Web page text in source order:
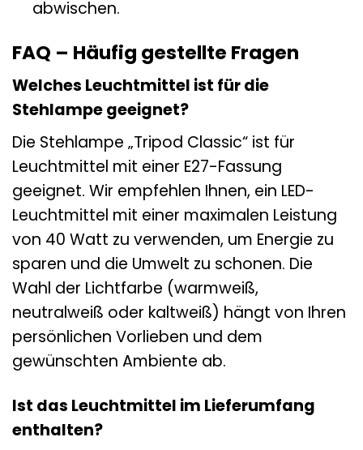
abwischen.
FAQ – Häufig gestellte Fragen
Welches Leuchtmittel ist für die
Stehlampe geeignet?
Die Stehlampe „Tripod Classic“ ist für
Leuchtmittel mit einer E27-Fassung
geeignet. Wir empfehlen Ihnen, ein LED-
Leuchtmittel mit einer maximalen Leistung
von 40 Watt zu verwenden, um Energie zu
sparen und die Umwelt zu schonen. Die
Wahl der Lichtfarbe (warmweiß,
neutralweiß oder kaltweiß) hängt von Ihren
persönlichen Vorlieben und dem
gewünschten Ambiente ab.
Ist das Leuchtmittel im Lieferumfang
enthalten?